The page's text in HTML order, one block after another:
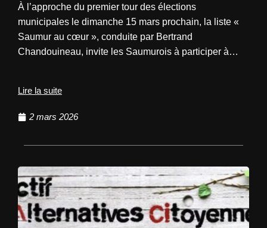
À l’approche du premier tour des élections
municipales le dimanche 15 mars prochain, la liste «
Saumur au cœur », conduite par Bertrand
Chandouineau, invite les Saumurois à participer à…
Lire la suite
2 mars 2026